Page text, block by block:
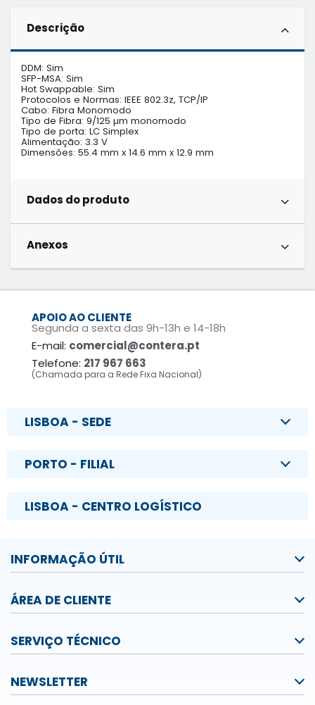
Descrição
DDM: Sim
SFP-MSA: Sim
Hot Swappable: Sim
Protocolos e Normas: IEEE 802.3z, TCP/IP
Cabo: Fibra Monomodo
Tipo de Fibra: 9/125 µm monomodo
Tipo de porta: LC Simplex
Alimentação: 3.3 V
Dimensões: 55.4 mm x 14.6 mm x 12.9 mm
Dados do produto
Anexos
APOIO AO CLIENTE
Segunda a sexta das 9h-13h e 14-18h
E-mail: comercial@contera.pt
Telefone: 217 967 663
(Chamada para a Rede Fixa Nacional)
LISBOA - SEDE
PORTO - FILIAL
LISBOA - CENTRO LOGÍSTICO
INFORMAÇÃO ÚTIL
ÁREA DE CLIENTE
SERVIÇO TÉCNICO
NEWSLETTER